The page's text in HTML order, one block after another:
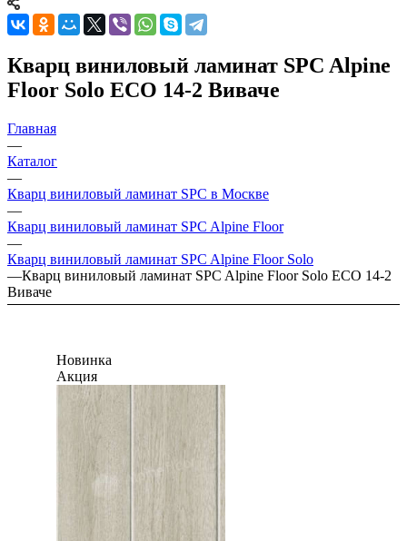
Кварц виниловый ламинат SPC Alpine
Floor Solo ECO 14-2 Виваче
Главная
—
Каталог
—
Кварц виниловый ламинат SPC в Москве
—
Кварц виниловый ламинат SPC Alpine Floor
—
Кварц виниловый ламинат SPC Alpine Floor Solo
—Кварц виниловый ламинат SPC Alpine Floor Solo ECO 14-2
Виваче
Новинка
Акция